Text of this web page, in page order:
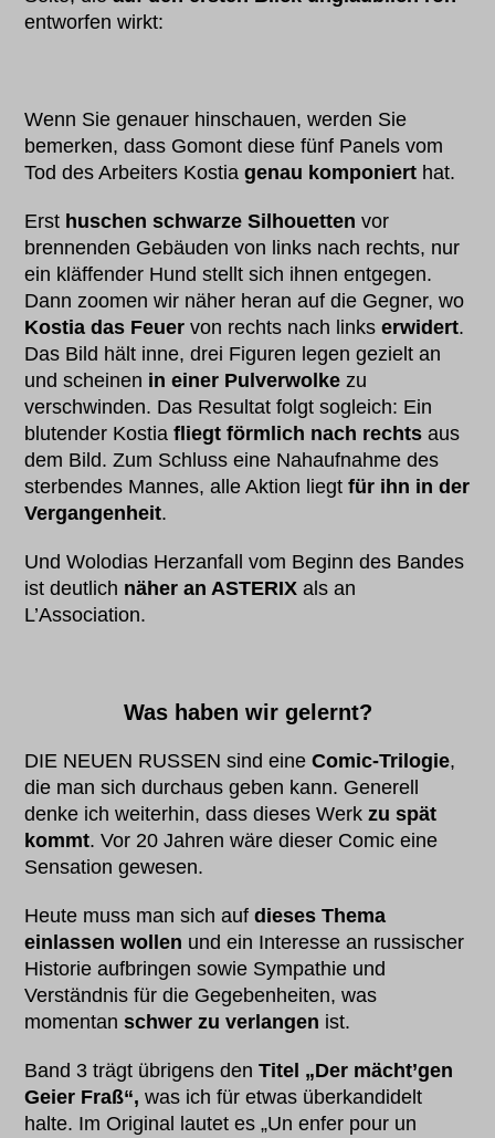
entworfen wirkt:
Wenn Sie genauer hinschauen, werden Sie
bemerken, dass Gomont diese fünf Panels vom
Tod des Arbeiters Kostiagenau komponiert hat.
Erst huschen schwarze Silhouetten vor
brennenden Gebäuden von links nach rechts, nur
ein kläffender Hund stellt sich ihnen entgegen.
Dann zoomen wir näher heran auf die Gegner, wo
Kostia das Feuer von rechts nach linkserwidert.
Das Bild hält inne, drei Figuren legen gezielt an
und scheinen in einer Pulverwolke zu
verschwinden. Das Resultat folgt sogleich: Ein
blutender Kostiafliegt förmlich nach rechts aus
dem Bild. Zum Schluss eine Nahaufnahme des
sterbendes Mannes, alle Aktion liegtfür ihn in der
Vergangenheit.
Und Wolodias Herzanfall vom Beginn des Bandes
ist deutlich näher an ASTERIX als an
L’Association.
Was haben wir gelernt?
DIE NEUEN RUSSEN sind eineComic-Trilogie,
die man sich durchaus geben kann. Generell
denke ich weiterhin, dass dieses Werkzu spät
kommt. Vor 20 Jahren wäre dieser Comic eine
Sensation gewesen.
Heute muss man sich aufdieses Thema
einlassen wollen und ein Interesse an russischer
Historie aufbringen sowie Sympathie und
Verständnis für die Gegebenheiten, was
momentanschwer zu verlangen ist.
Band 3 trägt übrigens denTitel „Der mächt’gen
Geier Fraß“, was ich für etwas überkandidelt
halte. Im Original lautet es „Un enfer pour un